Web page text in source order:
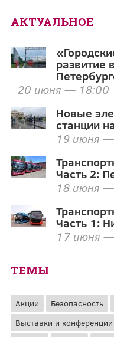
АКТУАЛЬНОЕ
развитие
20 июня — 18:00
Новые
станции
19 июня
Часть 2:
18 июня
Часть 1:
17 июня
ТЕМЫ
Акции Безопасность
Выставки и конференции